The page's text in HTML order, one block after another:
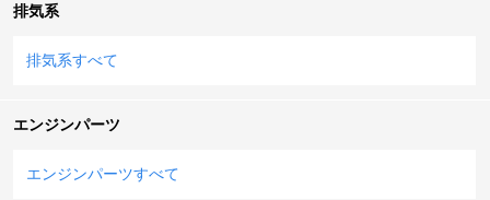
排気系
排気系すべて
エンジンパーツ
エンジンパーツすべて